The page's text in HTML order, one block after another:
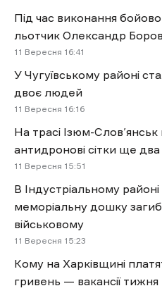
Під час виконання
льотчик Олександр
11 Вересня 16:41
У Чугуївському районі
двоє людей
11 Вересня 16:16
На трасі Ізюм-
антидронові сітки ще
11 Вересня 15:51
В Індустріальному
меморіальну дошку
військовому
11 Вересня 15:23
Кому на Харківщині
гривень — вакансії тижня